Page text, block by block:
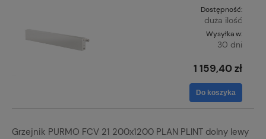
Dostępność:
duża ilość
Wysyłka w:
30 dni
1 159,40 zł
Do koszyka
Grzejnik PURMO FCV 21 200x1200 PLAN PLINT dolny lewy